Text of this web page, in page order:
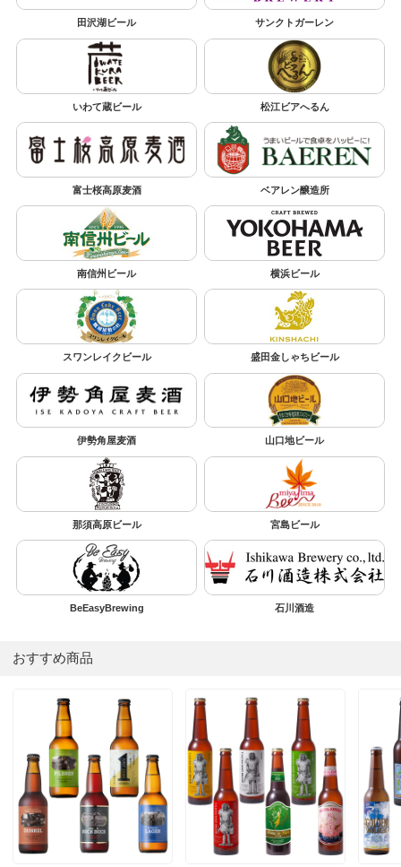
田沢湖ビール サンクトガーレン
いわて蔵ビール 松江ビアへるん
富士桜高原麦酒 ベアレン醸造所
南信州ビール 横浜ビール
スワンレイクビール 盛田金しゃちビール
伊勢角屋麦酒 山口地ビール
那須高原ビール 宮島ビール
BeEasyBrewing 石川酒造
おすすめ商品